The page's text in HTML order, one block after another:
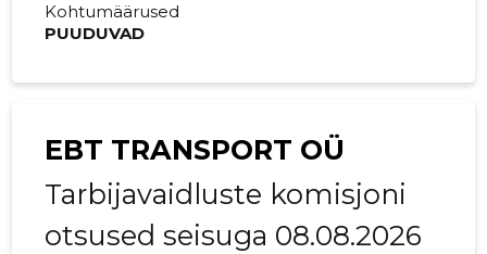
Kohtumäärused
PUUDUVAD
EBT TRANSPORT OÜ
Tarbijavaidluste komisjoni
otsused seisuga 08.08.2026